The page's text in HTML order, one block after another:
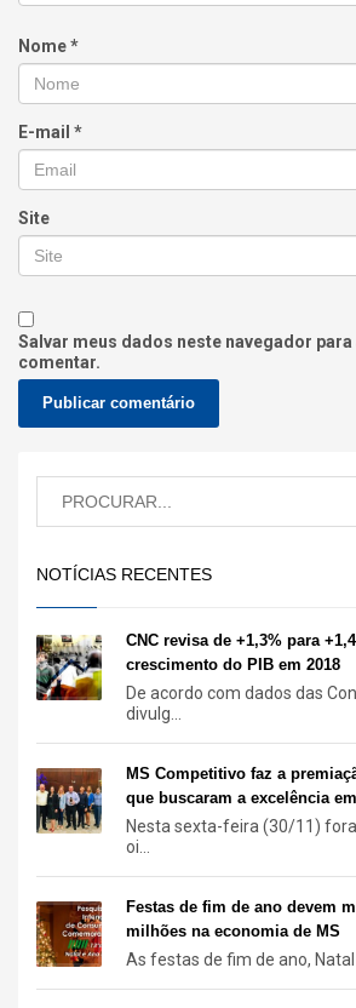
Nome*
E-mail *
Site
Salvar meus dados neste navegador para
comentar.
NOTÍCIAS RECENTES
CNC revisa de +1,3% para
crescimento do PIB em 2018
De acordo com dados das
divulg...
MS Competitivo faz a
que buscaram a excelência
Nesta sexta-feira (30/11)
oi...
Festas de fim de ano devem
milhões na economia de MS
As festas de fim de ano, Natal